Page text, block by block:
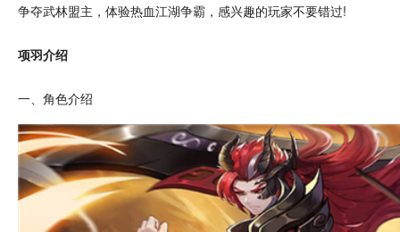
争夺武林盟主，体验热血江湖争霸，感兴趣的玩家不要错过!
项羽介绍
一、 角色介绍